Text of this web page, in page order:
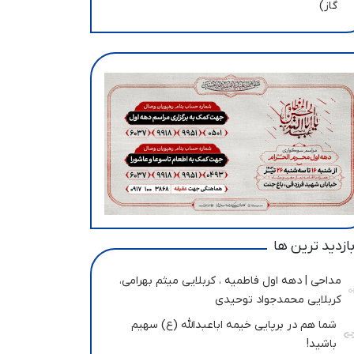
گاز)
ترین ها
مداحی | دهه اول فاطمیه ، کربلایی میثم بهرامی،
کربلایی محمدجواد توحیدی
شما هم در برپایی خیمه اباعبدالله (ع) سهیم
باشید!